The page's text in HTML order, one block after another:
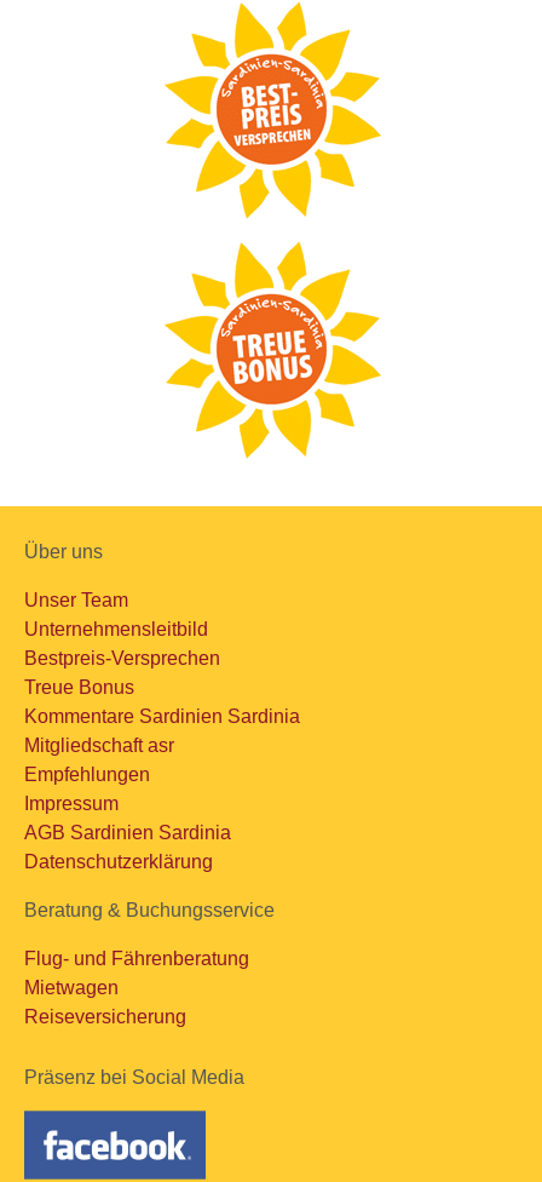
Über uns
Unser Team
Unternehmensleitbild
Bestpreis-Versprechen
Treue Bonus
Kommentare Sardinien Sardinia
Mitgliedschaft asr
Empfehlungen
Impressum
AGB Sardinien Sardinia
Datenschutzerklärung
Beratung & Buchungsservice
Flug- und Fährenberatung
Mietwagen
Reiseversicherung
Präsenz bei Social Media